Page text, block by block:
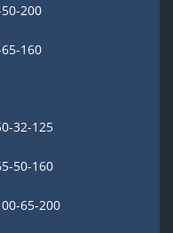
200
160
32-125
50-160
65-200